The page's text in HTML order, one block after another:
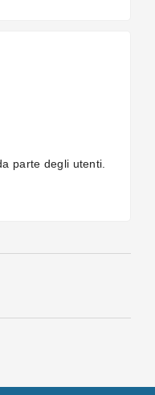
parte degli utenti.